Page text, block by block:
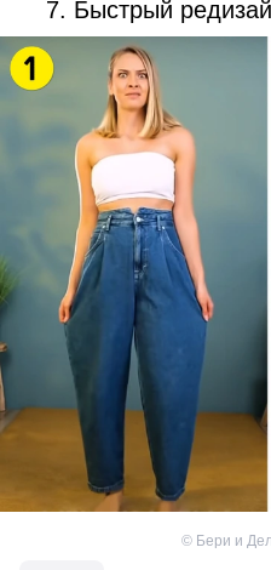
7. Быстрый
© Бери и